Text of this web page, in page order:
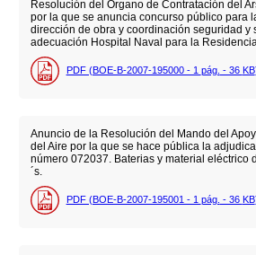
Resolución del Órgano de Contratación del
por la que se anuncia concurso público para
dirección de obra y coordinación seguridad y
adecuación Hospital Naval para la
PDF (BOE-B-2007-195000 - 1 pág. - 36 KB
Anuncio de la Resolución del Mando del
del Aire por la que se hace pública la
número 072037. Baterias y material eléctrico
´s.
PDF (BOE-B-2007-195001 - 1 pág. - 36 KB